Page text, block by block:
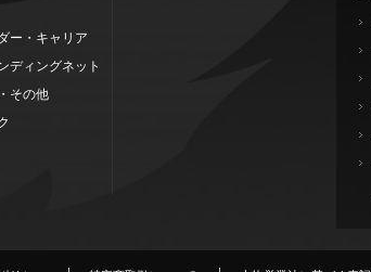
ー・キャリア
ディングネット
その他